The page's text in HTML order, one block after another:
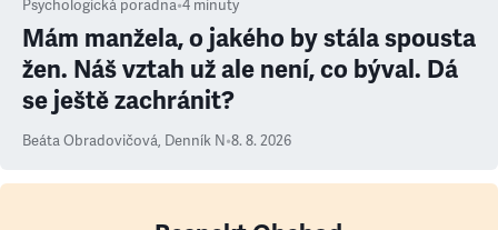
Psychologická poradna•4 minuty
Mám manžela, o jakého by stála spousta
žen. Náš vztah už ale není, co býval. Dá
se ještě zachránit?
Beáta Obradovičová, Denník N•8. 8. 2026